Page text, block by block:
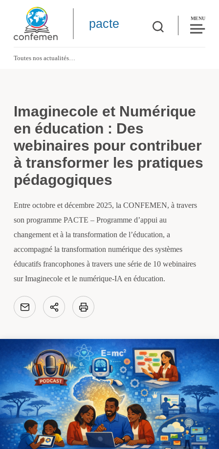
pacte MENU
Toutes nos actualités
Imaginecole et Numérique
en éducation : Des
webinaires pour contribuer
à transformer les pratiques
pédagogiques
Entre octobre et décembre 2025, la CONFEMEN, à travers
son programme PACTE – Programme d’appui au
changement et à la transformation de l’éducation, a
accompagné la transformation numérique des systèmes
éducatifs francophones à travers une série de 10 webinaires
sur Imaginecole et le numérique-IA en éducation.